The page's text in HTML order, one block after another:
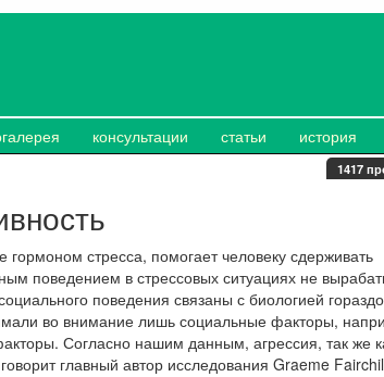
консультации статьи
история
1417
стресса, помогает человеку сдерживать
поведением в стрессовых ситуациях не
поведения связаны с биологией гораздо
во внимание лишь социальные факторы,
Согласно нашим данным, агрессия, так же
главный автор исследования Graeme